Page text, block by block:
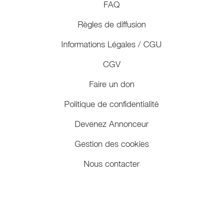
FAQ
Règles de diffusion
Informations Légales / CGU
CGV
Faire un don
Politique de confidentialité
Devenez Annonceur
Gestion des cookies
Nous contacter